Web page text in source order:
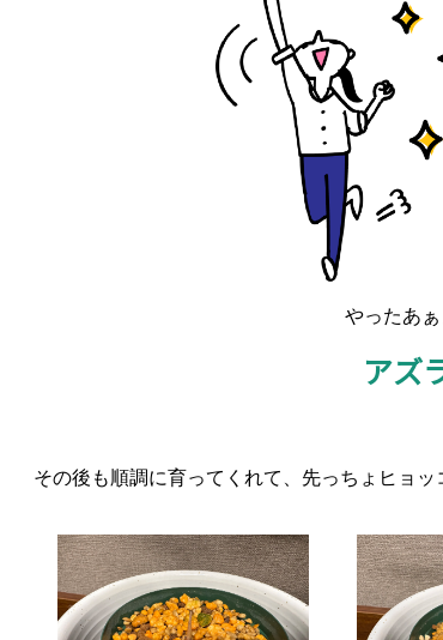
やったあ
アズ
その後も順調に育ってくれて、先っちょヒョッ